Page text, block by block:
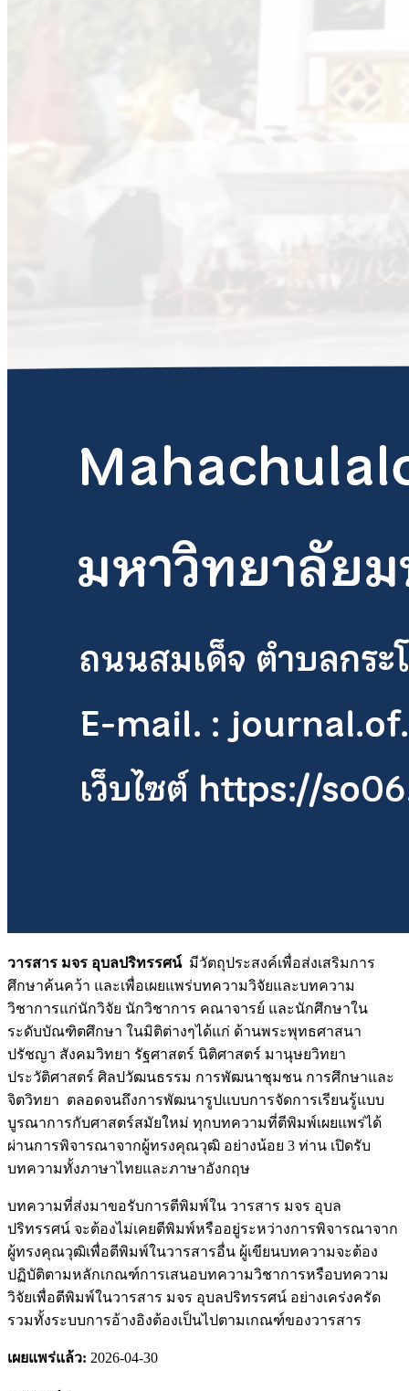
วารสาร มจร อุบลปริทรรศน์มีวัตถุประสงค์เพื่อส่งเสริมการ
ศึกษาค้นคว้า และเพื่อเผยแพร่บทความวิจัยและบทความ
วิชาการแก่นักวิจัย นักวิชาการ คณาจารย์ และนักศึกษาใน
ระดับบัณฑิตศึกษา ในมิติต่างๆได้แก่ ด้านพระพุทธศาสนา
ปรัชญา สังคมวิทยา รัฐศาสตร์ นิติศาสตร์ มานุษยวิทยา
ประวัติศาสตร์ ศิลปวัฒนธรรม การพัฒนาชุมชน การศึกษาและ
จิตวิทยา ตลอดจนถึงการพัฒนารูปแบบการจัดการเรียนรู้แบบ
บูรณาการกับศาสตร์สมัยใหม่ ทุกบทความที่ตีพิมพ์เผยแพร่ได้
ผ่านการพิจารณาจากผู้ทรงคุณวุฒิ อย่างน้อย 3 ท่าน เปิดรับ
บทความทั้งภาษาไทยและภาษาอังกฤษ
บทความที่ส่งมาขอรับการตีพิมพ์ใน วารสาร มจร อุบล
ปริทรรศน์ จะต้องไม่เคยตีพิมพ์หรืออยู่ระหว่างการพิจารณาจาก
ผู้ทรงคุณวุฒิเพื่อตีพิมพ์ในวารสารอื่น ผู้เขียนบทความจะต้อง
ปฏิบัติตามหลักเกณฑ์การเสนอบทความวิชาการหรือบทความ
วิจัยเพื่อตีพิมพ์ในวารสาร มจร อุบลปริทรรศน์ อย่างเคร่งครัด
รวมทั้งระบบการอ้างอิงต้องเป็นไปตามเกณฑ์ของวารสาร
เผยแพร่แล้ว: 2026-04-30